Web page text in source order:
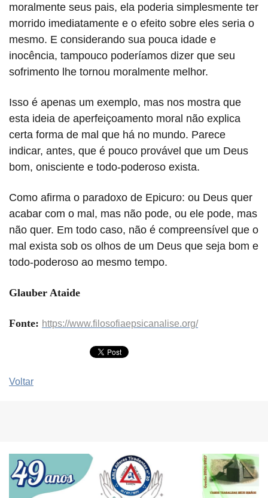
moralmente seus pais, ela poderia simplesmente ter
morrido imediatamente e o efeito sobre eles seria o
mesmo. E considerando sua pouca idade e
inocência, tampouco poderíamos dizer que seu
sofrimento lhe tornou moralmente melhor.
Isso é apenas um exemplo, mas nos mostra que
esta ideia de aperfeiçoamento moral não explica
certa forma de mal que há no mundo. Parece
indicar, antes, que é pouco provável que um Deus
bom, onisciente e todo-poderoso exista.
Como afirma o paradoxo de Epicuro: ou Deus quer
acabar com o mal, mas não pode, ou ele pode, mas
não quer. Em todo caso, não é compreensível que o
mal exista sob os olhos de um Deus que seja bom e
todo-poderoso ao mesmo tempo.
Glauber Ataide
Fonte: https://www.filosofiaepsicanalise.org/
Voltar